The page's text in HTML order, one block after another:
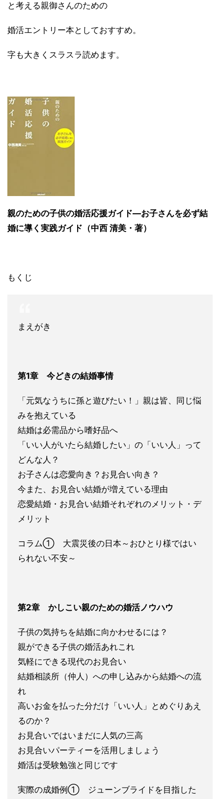
と考える親御さんのための
婚活エントリー本としておすすめ。
字も大きくスラスラ読めます。
親のための子供の婚活応援ガイド―お子さんを必ず結
婚に導く実践ガイド（中西 清美・著）
もくじ
まえがき
第1章 今どきの結婚事情
「元気なうちに孫と遊びたい！」親は皆、同 じ悩
みを抱えている
結婚は必需品から嗜好品へ
「いい人がいたら結婚したい」の「いい人」って
どんな人？
お子さんは恋愛向き？お見合い向き？
今ま た、お見合い結婚が増えている理由
恋愛結婚・お見合い結婚それぞれの メリット・デ
メリット
コラム① 大震災後の日本～おひとり様ではい
られない不安～
第2章 かしこい親のための婚活ノウハウ
子供の気持ちを結婚に向かわせるには？
親ができる子供の婚活あれこれ
気軽にできる現代のお見合い
結婚相談所（仲人）への申し込みから結婚への流
れ
高いお金を払った分だけ「いい人」とめぐりあえ
るのか？
お見合いではいまだに人気の三高
お見合いパーティーを活用しましょう
婚活は受験勉強と同じです
実際の成婚例① ジューンブライドを目指した